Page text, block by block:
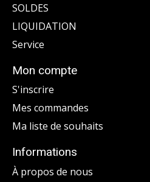
SOLDES
LIQUIDATION
Service
Mon compte
S'inscrire
Mes commandes
Ma liste de souhaits
Informations
À propos de nous